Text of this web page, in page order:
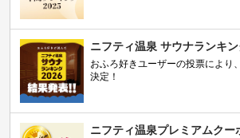
ニフティ温泉 サウナランキ
おふろ好きユーザーの投票により
決定！
ニフティ温泉プレミアムクー